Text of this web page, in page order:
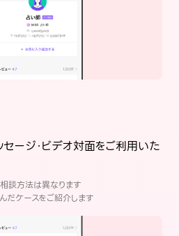
セージ・ビデオ対面をご利用いた
談方法は異なります
だケースをご紹介します